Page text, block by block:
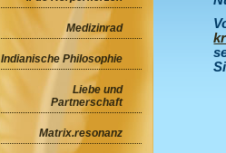
Medizinrad
Indianische Philosophie
Liebe und
Partnerschaft
Matrix.resonanz